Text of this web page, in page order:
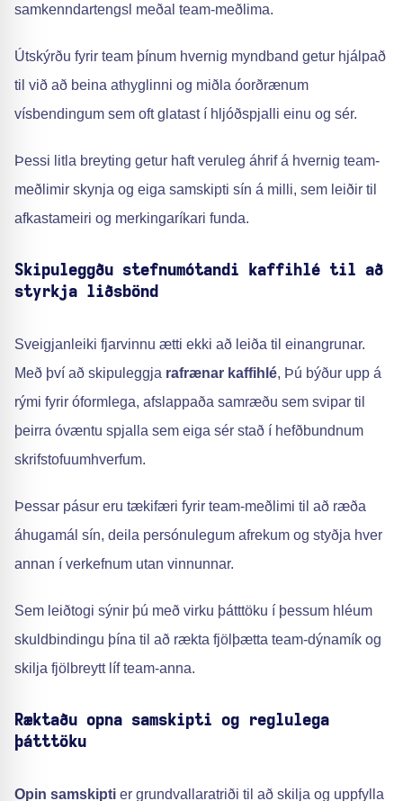
samkenndartengsl meðal team-meðlima.
Útskýrðu fyrir team þínum hvernig myndband getur hjálpað
til við að beina athyglinni og miðla óorðrænum
vísbendingum sem oft glatast í hljóðspjalli einu og sér.
Þessi litla breyting getur haft veruleg áhrif á hvernig team-
meðlimir skynja og eiga samskipti sín á milli, sem leiðir til
afkastameiri og merkingaríkari funda.
Skipuleggðu stefnumótandi kaffihlé til að
styrkja liðsbönd
Sveigjanleiki fjarvinnu ætti ekki að leiða til einangrunar.
Með því að skipuleggja rafrænar kaffihlé, Þú býður upp á
rými fyrir óformlega, afslappaða samræðu sem svipar til
þeirra óvæntu spjalla sem eiga sér stað í hefðbundnum
skrifstofuumhverfum.
Þessar pásur eru tækifæri fyrir team-meðlimi til að ræða
áhugamál sín, deila persónulegum afrekum og styðja hver
annan í verkefnum utan vinnunnar.
Sem leiðtogi sýnir þú með virku þátttöku í þessum hléum
skuldbindingu þína til að rækta fjölþætta team-dýnamík og
skilja fjölbreytt líf team-anna.
Ræktaðu opna samskipti og reglulega
þátttöku
Opin samskipti er grundvallaratriði til að skilja og uppfylla